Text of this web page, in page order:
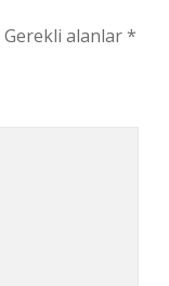
Gerekli alanlar*